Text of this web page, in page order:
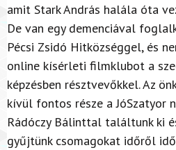
amit Stark András halála óta
De van egy demenciával
Pécsi Zsidó Hitközséggel, és
online kísérleti filmklubot a
képzésben résztvevőkkel. Az
kívül fontos része a JóSzatyor
Rádóczy Bálinttal találtunk ki
gyűjtünk csomagokat időről